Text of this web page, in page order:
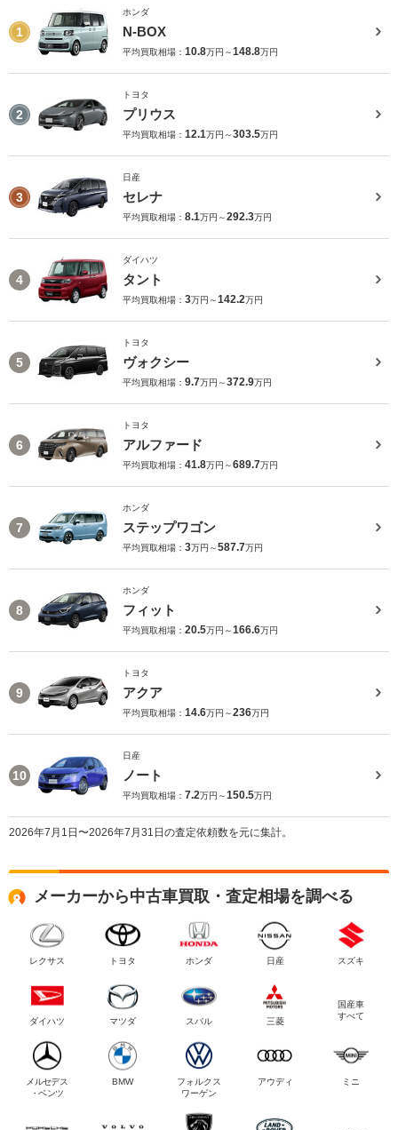
1
ホンダ
N-BOX
平均買取相場： 10.8万円～148.8万円
2
トヨタ
プリウス
平均買取相場： 12.1万円～303.5万円
3
日産
セレナ
平均買取相場： 8.1万円～292.3万円
4
ダイハツ
タント
平均買取相場： 3万円～142.2万円
5
トヨタ
ヴォクシー
平均買取相場： 9.7万円～372.9万円
6
トヨタ
アルファード
平均買取相場： 41.8万円～689.7万円
7
ホンダ
ステップワゴン
平均買取相場： 3万円～587.7万円
8
ホンダ
フィット
平均買取相場： 20.5万円～166.6万円
9
トヨタ
アクア
平均買取相場： 14.6万円～236万円
10
日産
ノート
平均買取相場： 7.2万円～150.5万円
2026年7月1日〜2026年7月31日の査定依頼数を元に集計。
メーカーから中古車買取・査定相場を調べる
レクサス トヨタ ホンダ 日産 スズキ
ダイハツ マツダ スバル 三菱
国産車
すべて
メルセデス
・ベンツ
BMW
フォルクス
ワーゲン
アウディ ミニ